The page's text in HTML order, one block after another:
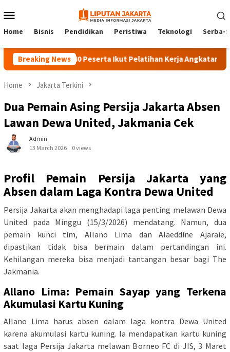
to
Menu
Home Bisnis Pendidikan Peristiwa Teknologi Serba-
Breaking News140 Peserta Ikut Pelatihan Kerja Angkatan 1 di
Home Jakarta Terkini
Dua Pemain Asing Persija Jakarta Absen
Lawan Dewa United, Jakmania Cek
Admin
13 March 2026
0 views
Profil Pemain Persija Jakarta yang
Absen dalam Laga Kontra Dewa United
Persija Jakarta akan menghadapi laga penting melawan Dewa
United pada Minggu (15/3/2026) mendatang. Namun, dua
pemain kunci tim, Allano Lima dan Alaeddine Ajaraie,
dipastikan tidak bisa bermain dalam pertandingan ini.
Kehilangan mereka bisa menjadi tantangan besar bagi The
Jakmania.
Allano Lima: Pemain Sayap yang Terkena
Akumulasi Kartu Kuning
Allano Lima harus absen dalam laga kontra Dewa United
karena akumulasi kartu kuning. Ia mendapatkan kartu kuning
saat laga Persija Jakarta melawan Borneo FC di JIS, 3 Maret